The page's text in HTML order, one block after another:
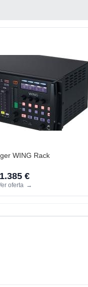
WING Rack
1.385 €
oferta →